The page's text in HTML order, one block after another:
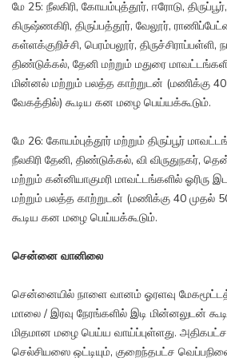
மே 25: நீலகிரி, கோயம்புத்தூர், ஈரோடு,
கிருஷ்ணகிரி, திருப்பத்தூர், வேலூர்,
கள்ளக்குறிச்சி, பெரம்பலூர், திருச்சிராப்பள்ளி,
திண்டுக்கல், தேனி மற்றும் மதுரை
மின்னல் மற்றும் பலத்த காற்றுடன் (மணிக்கு
வேகத்தில்) கூடிய கன மழை பெய்யக்கூடும்.
மே 26: கோயம்புத்தூர் மற்றும் திருப்பூர்
நீலகிரி தேனி, திண்டுக்கல், வி விருதுநகர்,
மற்றும் கன்னியாகுமரி மாவட்டங்களில் ஓரிரு
மற்றும் பலத்த காற்றுடன் (மணிக்கு 40 முதல்
கூடிய கன மழை பெய்யக்கூடும்.
சென்னை வானிலை
சென்னையில் நாளை வானம் ஓரளவு
மாலை / இரவு நேரங்களில் இடி மின்னலுடன்
மிதமான மழை பெய்ய வாய்ப்புள்ளது.
செல்சியஸை ஒட்டியும், குறைந்தபட்ச